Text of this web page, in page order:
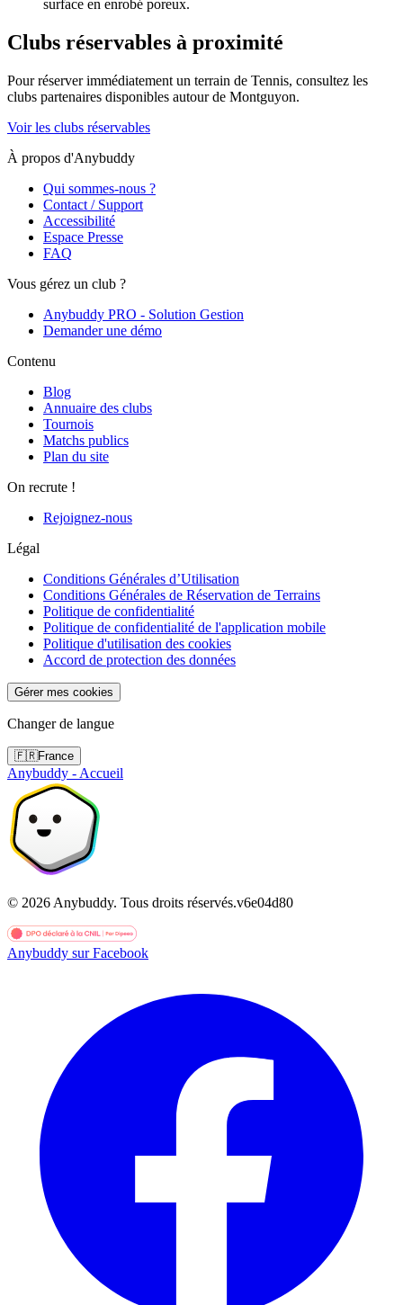
surface en enrobé poreux.
Clubs réservables à proximité
Pour réserver immédiatement un terrain de Tennis, consultez les
clubs partenaires disponibles autour de Montguyon.
Voir les clubs réservables
À propos d'Anybuddy
Qui sommes-nous ?
Contact / Support
Accessibilité
Espace Presse
FAQ
Vous gérez un club ?
Anybuddy PRO - Solution Gestion
Demander une démo
Contenu
Blog
Annuaire des clubs
Tournois
Matchs publics
Plan du site
On recrute !
Rejoignez-nous
Légal
Conditions Générales d’Utilisation
Conditions Générales de Réservation de Terrains
Politique de confidentialité
Politique de confidentialité de l'application mobile
Politique d'utilisation des cookies
Accord de protection des données
Gérer mes cookies
Changer de langue
🇫🇷France
Anybuddy - Accueil
© 2026 Anybuddy. Tous droits réservés.v6e04d80
Anybuddy sur Facebook